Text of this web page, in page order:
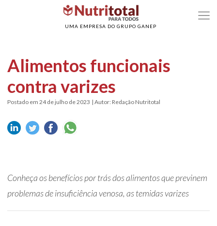
UMA EMPRESA DO GRUPO GANEP
Alimentação Saudável>Alimentos funcionais contra varizes
Alimentos funcionais
contra varizes
Postado em 24 de julho de 2023 | Autor: Redação Nutritotal
Conheça os benefícios por trás dos alimentos que previnem
problemas de insuficiência venosa, as temidas varizes